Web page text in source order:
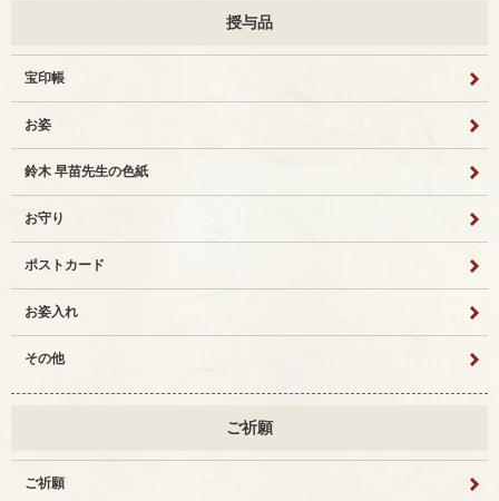
授与品
宝印帳
お姿
鈴木 早苗先生の色紙
お守り
ポストカード
お姿入れ
その他
ご祈願
ご祈願